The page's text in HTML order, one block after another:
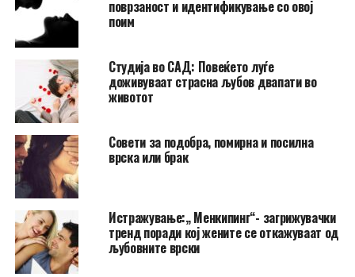
поврзаност и идентификување со овој
поим
Студија во САД: Повеќето луѓе
доживуваат страсна љубов двапати во
животот
Совети за подобра, помирна и посилна
врска или брак
Истражување:„ Менкипинг“- загрижувачки
тренд поради кој жените се откажуваат од
љубовните врски